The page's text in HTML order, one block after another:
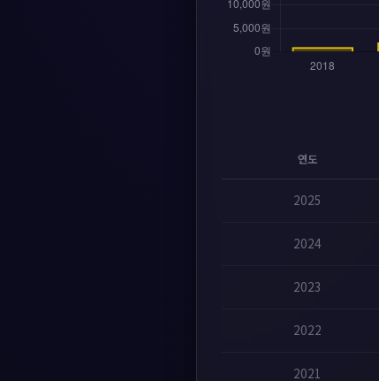
연도
2025
2024
2023
2022
2021